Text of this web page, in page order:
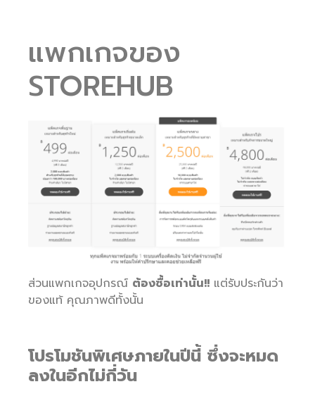
แพกเกจของ
STOREHUB
ส่วนแพกเกจอุปกรณ์ ต้องซื้อเท่านั้น!! แต่รับประกันว่า
ของแท้ คุณภาพดีทั้งนั้น
โปรโมชันพิเศษภายในปีนี้ ซึ่งจะหมด
ลงในอีกไม่กี่วัน